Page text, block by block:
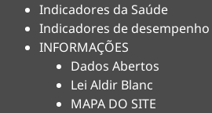
Indicadores da Saúde
Indicadores de desempenho
INFORMAÇÕES
Dados Abertos
Lei Aldir Blanc
MAPA DO SITE